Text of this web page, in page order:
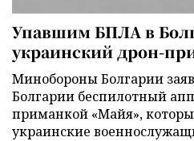
Упавшим БПЛА в
украинский дрон-
Минобороны Болгарии
Болгарии беспилотный
приманкой «Майя»,
украинские